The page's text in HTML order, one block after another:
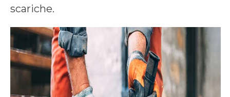
scariche.